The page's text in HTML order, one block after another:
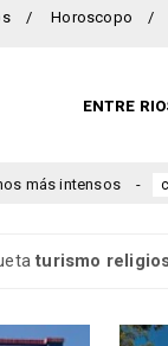
Horoscopo
ENTRE
congreso
turismo